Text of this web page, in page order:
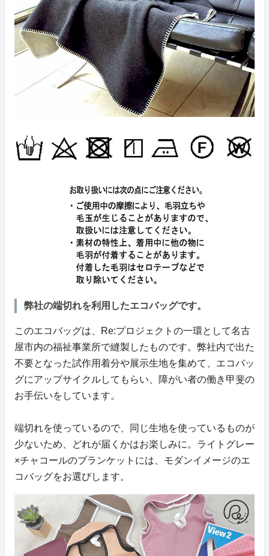
弊社の端切れを利用したエコバッグです。
このエコバッグは、Re:プロジェクトの一環として名古
屋市内の福祉事業所で縫製したものです。弊社内で出た
不要となった試作用着分や展示生地を集めて、エコバッ
グにアップサイクルしてもらい、障がい者の働き甲斐の
お手伝いをしています。
端切れを使っているので、同じ生地を使っているものが
少ないため、どれが届くかはお楽しみに。ライトグレー
×チャコールのブランケットには、モダンイメージのエ
コバッグをお選びします。